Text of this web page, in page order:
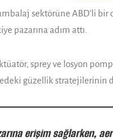
sektörüne
pa­zarına adım attı.
sprey ve losyon
güzellik
erişim sağlarken,